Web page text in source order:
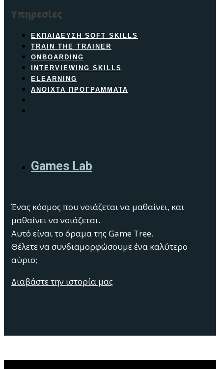
Υπηρεσίες
ΕΚΠΑΊΔΕΥΣΗ SOFT SKILLS
TRAIN THE TRAINER
ONBOARDING
INTERVIEWING SKILLS
ELEARNING
ΑΝΟΙΧΤΆ ΠΡΟΓΡΆΜΜΑΤΑ
Games Lab
Ένας κόσμος που νοιάζεται να μαθαίνει, και
μαθαίνει να νοιάζεται.
Αυτό είναι το όραμα της Game Tree.
Θέλετε να συνδιαμορφώσουμε ένα καλύτερο
αύριο;
Διαβάστε την ιστορία μας